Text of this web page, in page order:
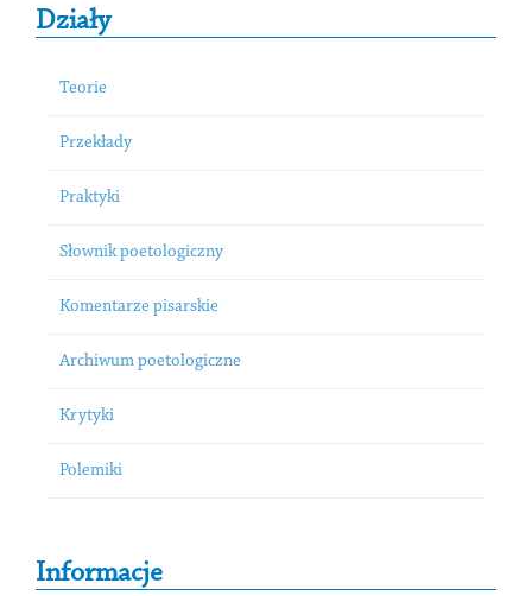
Primary Sidebar
Działy
Teorie
Przekłady
Praktyki
Słownik poetologiczny
Komentarze pisarskie
Archiwum poetologiczne
Krytyki
Polemiki
Informacje